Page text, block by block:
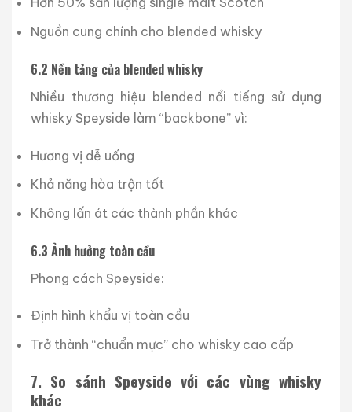
Nguồn cung chính cho blended whisky
6.2 Nền tảng của blended whisky
Nhiều thương hiệu blended nổi tiếng sử dụng
whisky Speyside làm “backbone” vì:
Hương vị dễ uống
Khả năng hòa trộn tốt
Không lấn át các thành phần khác
6.3 Ảnh hưởng toàn cầu
Phong cách Speyside:
Định hình khẩu vị toàn cầu
Trở thành “chuẩn mực” cho whisky cao cấp
7. So sánh Speyside với các vùng whisky
khác